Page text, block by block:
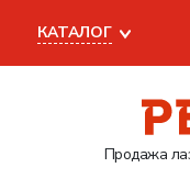
Продажа
КАТАЛОГ